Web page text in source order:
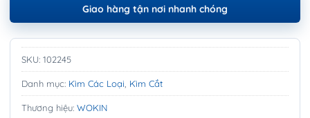
Giao hàng tận nơi nhanh chóng
SKU: 102245
Danh mục: Kìm Các Loại Kìm Cắt
Thương hiệu: WOKIN